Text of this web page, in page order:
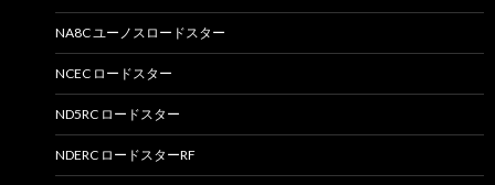
NA8C ユーノスロードスター
NCEC ロードスター
ND5RC ロードスター
NDERC ロードスターRF